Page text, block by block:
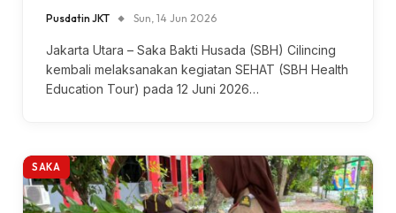
Pusdatin JKT Sun, 14 Jun 2026
Jakarta Utara – Saka Bakti Husada (SBH) Cilincing
kembali melaksanakan kegiatan SEHAT (SBH Health
Education Tour) pada 12 Juni 2026…
SAKA